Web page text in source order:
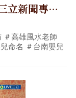
立新聞專訪
＃屏東風水
命名 ＃屏東
＃高雄風水老師
命名 ＃台南嬰兒